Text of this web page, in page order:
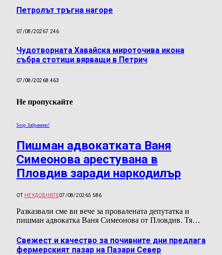
Петролът тръгна нагоре
07/08/20267 246
Чудотворната Хавайска мироточива икона
събра стотици вярващи в Петрич
07/08/20268 463
Не пропускайте
Stop Забранено!
Пишман адвокатката Ваня
Симеонова арестувана в
Пловдив заради наркодилър
ОТ НЕУДОБНИТЕ07/08/20265 586
Разказвали сме ви вече за провалената депутатка и
пишман адвокатка Ваня Симеонова от Пловдив. Тя…
Свежест и качество за почивните дни предлага
фермерският пазар на Пазари Север